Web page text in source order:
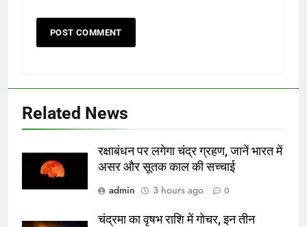
Related News
रक्षाबंधन पर लगेगा चंद्र ग्रहण, जानें भारत में
असर और सूतक काल की सच्चाई
admin
3 hours ago 0
चंद्रमा का वृषभ राशि में गोचर, इन तीन